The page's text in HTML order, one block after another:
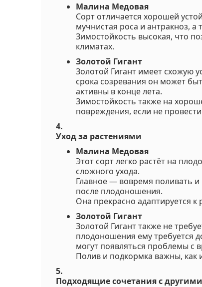
Малина Медовая
Сорт отличается хорошей
мучнистая роса и антракноз, а
Зимостойкость высокая, что
климатах.
Золотой Гигант
Золотой Гигант имеет схожую
срока созревания он может
активны в конце лета.
Зимостойкость также на
повреждения, если не
4.
Уход за растениями
Малина Медовая
Этот сорт легко растёт на
сложного ухода.
Главное — вовремя поливать и
после плодоношения.
Она прекрасно адаптируется
Золотой Гигант
Золотой Гигант также не
плодоношения ему требуется
могут появляться проблемы с
Полив и подкормка важны, как
5.
Подходящие сочетания с